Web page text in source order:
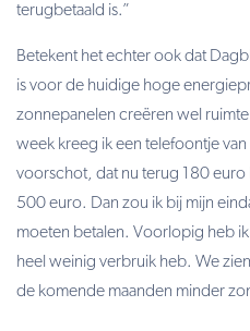
terugbetaald is.”
Betekent het echter ook dat
is voor de huidige hoge
zonnepanelen creëren wel
week kreeg ik een telefoontje
voorschot, dat nu terug 180
500 euro. Dan zou ik bij mijn
moeten betalen. Voorlopig heb
heel weinig verbruik heb. We
de komende maanden minder